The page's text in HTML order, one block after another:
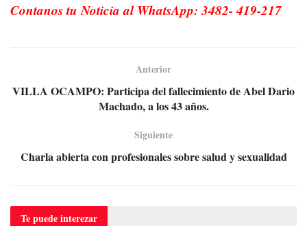
Contanos tu Noticia al WhatsApp: 3482- 419-217
Anterior
VILLA OCAMPO: Participa del fallecimiento de Abel Dario
Machado, a los 43 años.
Siguiente
Charla abierta con profesionales sobre salud y sexualidad
Te puedeinterezar